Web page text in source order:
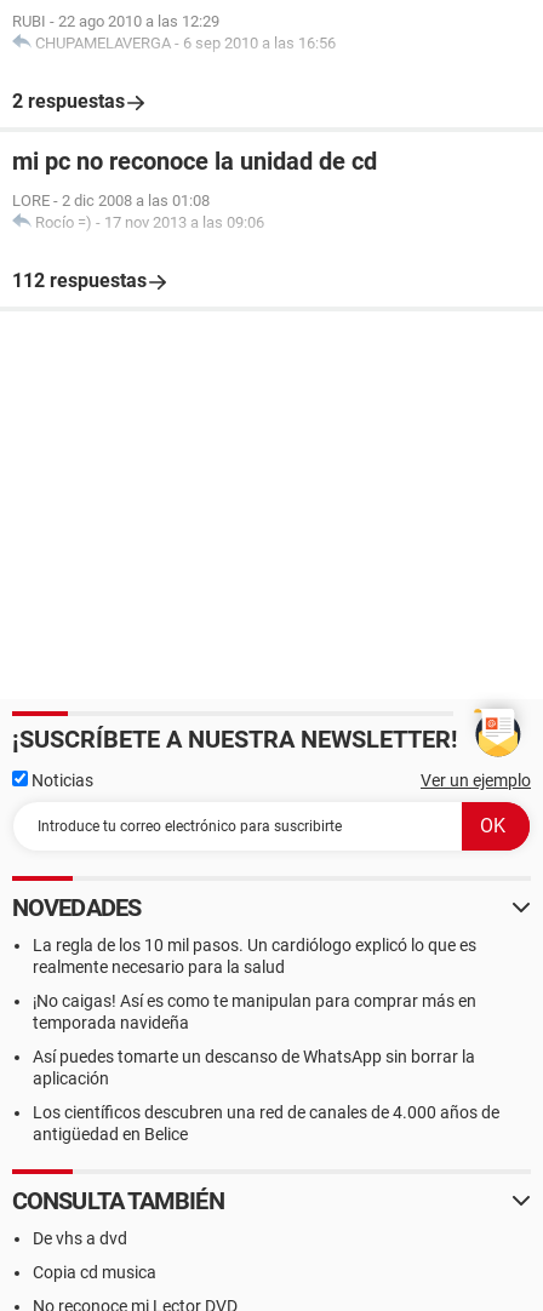
RUBI - 22 ago 2010 a las 12:29
CHUPAMELAVERGA - 6 sep 2010 a las 16:56
2 respuestas
mi pc no reconoce la unidad de cd
LORE - 2 dic 2008 a las 01:08
Rocío =) - 17 nov 2013 a las 09:06
112 respuestas
¡SUSCRÍBETE A NUESTRA NEWSLETTER!
Noticias Ver un ejemplo
NOVEDADES
La regla de los 10 mil pasos. Un cardiólogo explicó lo que es
realmente necesario para la salud
¡No caigas! Así es como te manipulan para comprar más en
temporada navideña
Así puedes tomarte un descanso de WhatsApp sin borrar la
aplicación
Los científicos descubren una red de canales de 4.000 años de
antigüedad en Belice
CONSULTA TAMBIÉN
De vhs a dvd
Copia cd musica
No reconoce mi Lector DVD